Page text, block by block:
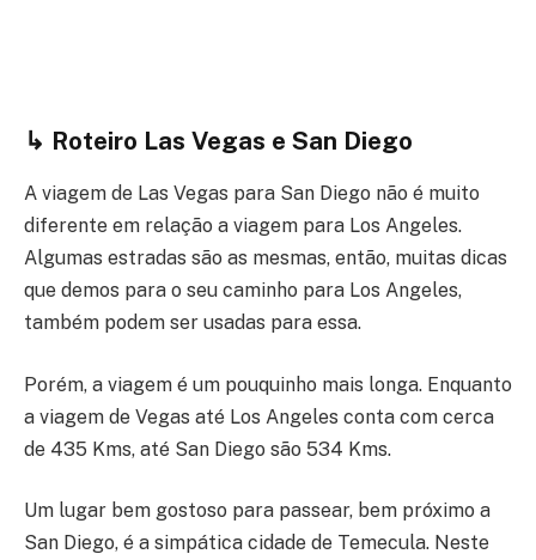
↳ Roteiro Las Vegas e San Diego
A viagem de Las Vegas para San Diego não é muito
diferente em relação a viagem para Los Angeles.
Algumas estradas são as mesmas, então, muitas dicas
que demos para o seu caminho para Los Angeles,
também podem ser usadas para essa.
Porém, a viagem é um pouquinho mais longa. Enquanto
a viagem de Vegas até Los Angeles conta com cerca
de 435 Kms, até San Diego são 534 Kms.
Um lugar bem gostoso para passear, bem próximo a
San Diego, é a simpática cidade de Temecula. Neste